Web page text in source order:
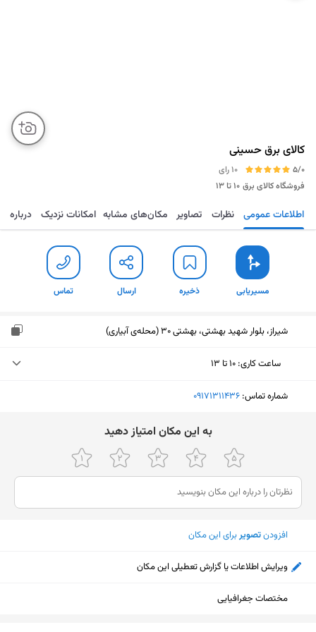
کالای برق حسینی
5/0
10 رای
فروشگاه کالای برق ۱۰ تا ۱۳
مسیریابی ذخیره ارسال تماس اطلاعات عمومی نظرات تصاویر مکان‌های مشابه امکانات نزدیک درباره
مسیریابی ذخیره ارسال تماس
شیراز، بلوار شهید بهشتی، بهشتی 30 (محله‌ی آبیاری)
ساعت کاری: ۱۰ تا ۱۳
جمعه (امروز)
دوشنبه
۹ تا ۲۲
سه‌شنبه
۹ تا ۲۲
چهارشنبه
پنجشنبه
شماره تماس: ‎09171311436
ﺑﻪ اﯾﻦ ﻣﮑﺎن اﻣﺘﯿﺎز دﻫﯿﺪ
افزودنتصویربرای این مکان
ویرایش اطلاعات یا گزارش تعطیلی این مکان
مختصات جغرافیایی